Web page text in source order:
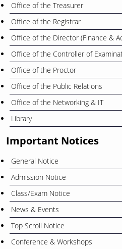
Office of the Treasurer
Office of the Registrar
Office of the Director (Finance &
Office of the Controller of
Office of the Proctor
Office of the Public Relations
Office of the Networking & IT
Library
Important Notices
General Notice
Admission Notice
Class/Exam Notice
News & Events
Top Scroll Notice
Conference & Workshops